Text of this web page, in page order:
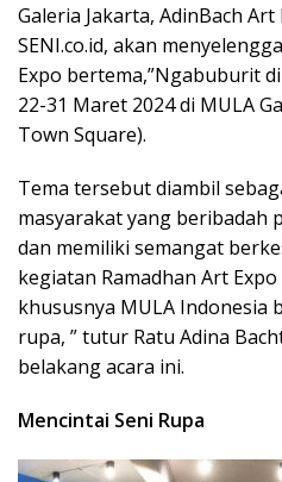
Galeria Jakarta, AdinBach
SENI.co.id, akan
Expo bertema,”Ngabuburit
22-31 Maret 2024 di MULA
Town Square).
Tema tersebut diambil
masyarakat yang beribadah
dan memiliki semangat
kegiatan Ramadhan Art
khususnya MULA Indonesia
rupa, ” tutur Ratu Adina
belakang acara ini.
Mencintai Seni Rupa